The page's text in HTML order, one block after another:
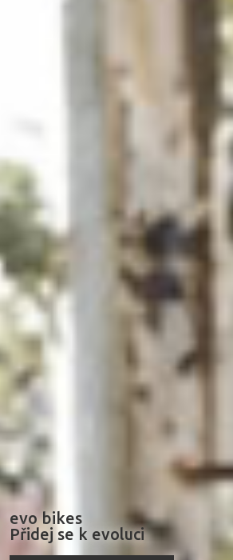
evo bikes
Přidej se k evoluci